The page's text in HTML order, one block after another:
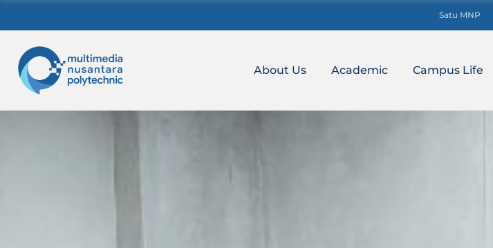
Satu MNP
About Us Academic Campus Life